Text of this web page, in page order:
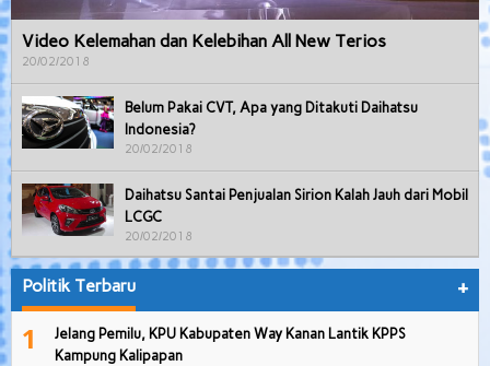
Video Kelemahan dan Kelebihan All New Terios
20/02/2018
Belum Pakai CVT, Apa yang Ditakuti Daihatsu
Indonesia?
20/02/2018
Daihatsu Santai Penjualan Sirion Kalah Jauh dari Mobil
LCGC
20/02/2018
Politik Terbaru +
1
Jelang Pemilu, KPU Kabupaten Way Kanan Lantik KPPS
Kampung Kalipapan